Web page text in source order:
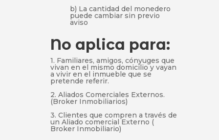
b) La cantidad del monedero
puede cambiar sin previo
aviso
No aplica para:
1. Familiares, amigos, cónyuges que
vivan en el mismo domicilio y vayan
a vivir en el inmueble que se
pretende referir.
2. Aliados Comerciales Externos.
(Broker Inmobiliarios)
3. Clientes que compren a través de
un Aliado comercial Externo (
Broker Inmobiliario)